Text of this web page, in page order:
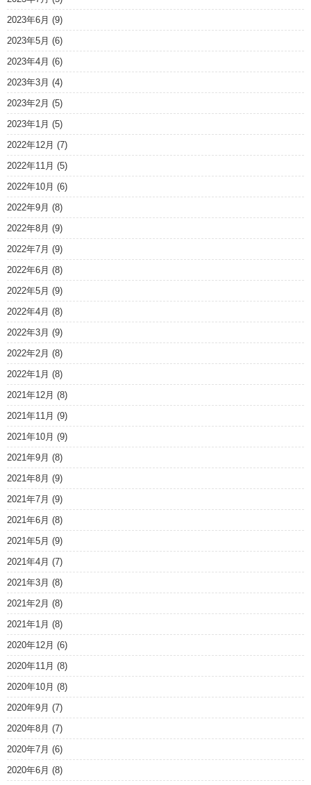
2023年6月 (9)
2023年5月 (6)
2023年4月 (6)
2023年3月 (4)
2023年2月 (5)
2023年1月 (5)
2022年12月 (7)
2022年11月 (5)
2022年10月 (6)
2022年9月 (8)
2022年8月 (9)
2022年7月 (9)
2022年6月 (8)
2022年5月 (9)
2022年4月 (8)
2022年3月 (9)
2022年2月 (8)
2022年1月 (8)
2021年12月 (8)
2021年11月 (9)
2021年10月 (9)
2021年9月 (8)
2021年8月 (9)
2021年7月 (9)
2021年6月 (8)
2021年5月 (9)
2021年4月 (7)
2021年3月 (8)
2021年2月 (8)
2021年1月 (8)
2020年12月 (6)
2020年11月 (8)
2020年10月 (8)
2020年9月 (7)
2020年8月 (7)
2020年7月 (6)
2020年6月 (8)